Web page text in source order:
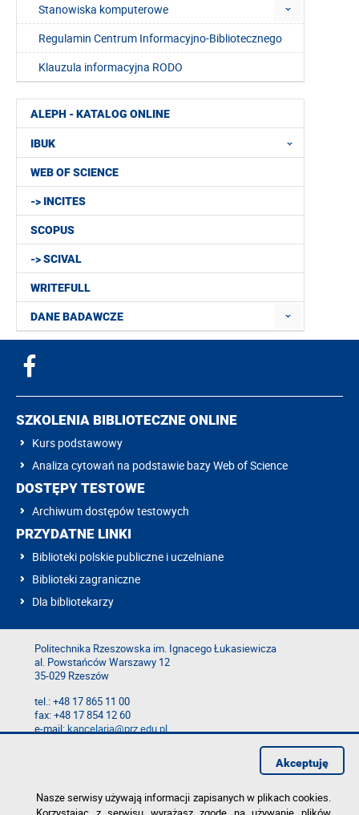
Stanowiska komputerowe
Regulamin Centrum Informacyjno-Bibliotecznego
Klauzula informacyjna RODO
ALEPH - KATALOG ONLINE
IBUK
WEB OF SCIENCE
-> INCITES
SCOPUS
-> SCIVAL
WRITEFULL
DANE BADAWCZE
SZKOLENIA BIBLIOTECZNE ONLINE
Kurs podstawowy
Analiza cytowań na podstawie bazy Web of Science
DOSTĘPY TESTOWE
Archiwum dostępów testowych
PRZYDATNE LINKI
Biblioteki polskie publiczne i uczelniane
Biblioteki zagraniczne
Dla bibliotekarzy
Politechnika Rzeszowska im. Ignacego Łukasiewicza
al. Powstańców Warszawy 12
35-029 Rzeszów
tel.: +48 17 865 11 00
fax: +48 17 854 12 60
e-mail:kancelaria@prz.edu.pl
Zgłoś błąd na stronie
Nasze serwisy używają informacji zapisanych w plikach cookies.
Akceptuję